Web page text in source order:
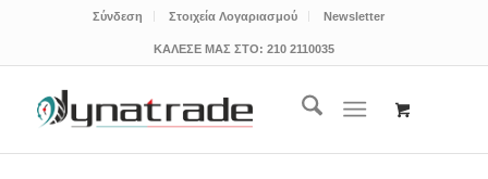
Σύνδεση Στοιχεία Λογαριασμού Newsletter
ΚΑΛΕΣΕ ΜΑΣ ΣΤΟ: 210 2110035